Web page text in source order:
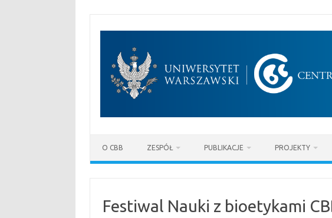
O CBB ZESPÓŁ PUBLIKACJE PROJEKTY
Festiwal Nauki z bioetykami